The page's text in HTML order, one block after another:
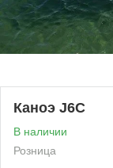
Каноэ J6C
В наличии
Розница